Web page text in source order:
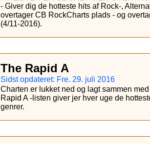
- Giver dig de hotteste hits af Rock-,
overtager CB RockCharts plads - og
(4/11-2016).
The Rapid A
Sidst opdateret: Fre. 29. juli 2016
Charten er lukket ned og lagt sammen
Rapid A -listen giver jer hver uge de
genrer.